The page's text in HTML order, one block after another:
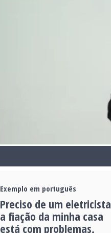
Exemplo em português
Preciso de um
a fiação da minha casa
está com problemas.